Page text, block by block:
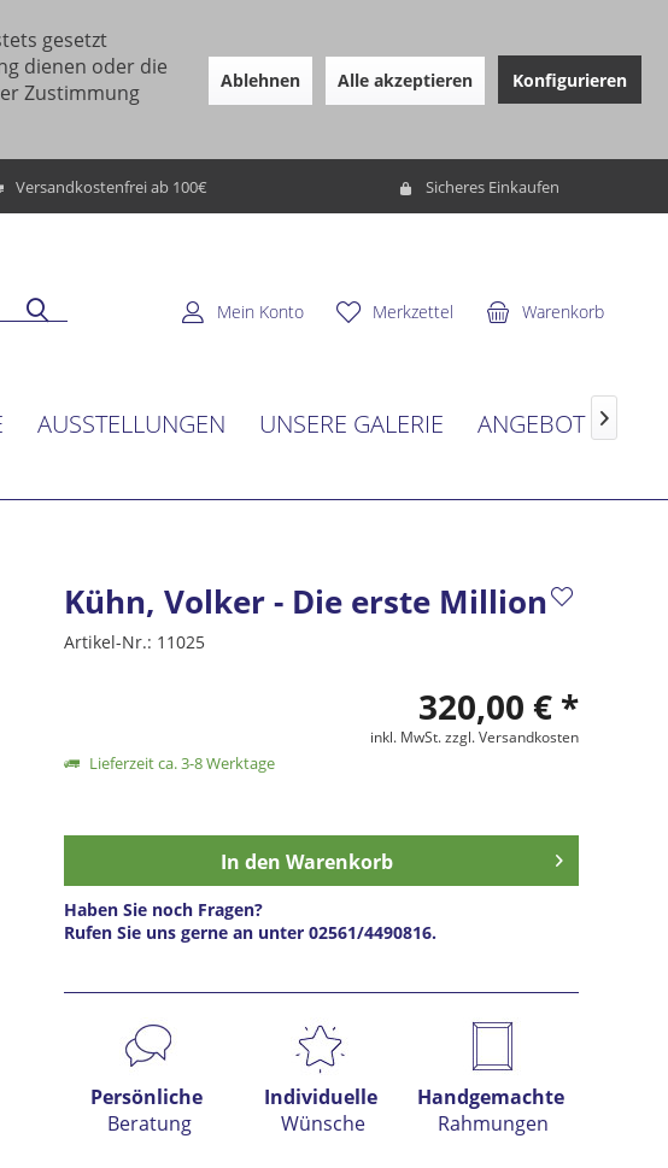
gesetzt
dienen oder die
Zustimmung
Ablehnen Alle akzeptieren Konfigurieren
Versandkostenfrei ab 100€ Sicheres Einkaufen
Warenkorb
Merkzettel
Mein Konto
AUSSTELLUNGEN UNSERE GALERIE ANGEBOT 
Kühn, Volker - Die erste Million
Artikel-Nr.: 11025
320,00 € *
inkl. MwSt.zzgl. Versandkosten
Lieferzeit ca. 3-8 Werktage
In den Warenkorb
Haben Sie noch Fragen?
Rufen Sie uns gerne an unter 02561/4490816.
Preis anfragen
Persönliche
Beratung
Individuelle
Wünsche
Handgemachte
Rahmungen